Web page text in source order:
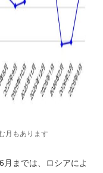
月もあります
月までは、ロシアによ